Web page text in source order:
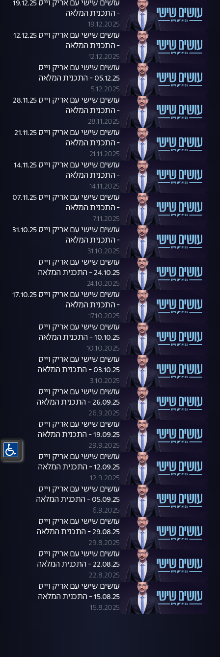
עושים שישי עם אריק וייס 19.12.25
- התכנית המלאה
19.12.2025
עושים שישי עם אריק וייס 12.12.25
- התכנית המלאה
12.12.2025
עושים שישי עם אריק וייס
05.12.25 - התכנית המלאה
5.12.2025
עושים שישי עם אריק וייס 28.11.25
- התכנית המלאה
28.11.2025
עושים שישי עם אריק וייס 21.11.25
- התכנית המלאה
21.11.2025
עושים שישי עם אריק וייס 14.11.25
- התכנית המלאה
14.11.2025
עושים שישי עם אריק וייס 07.11.25
- התכנית המלאה
7.11.2025
עושים שישי עם אריק וייס 31.10.25
- התכנית המלאה
31.10.2025
עושים שישי עם אריק וייס
24.10.25 - התכנית המלאה
24.10.2025
עושים שישי עם אריק וייס 17.10.25
- התכנית המלאה
17.10.2025
עושים שישי עם אריק וייס
10.10.25 - התכנית המלאה
10.10.2025
עושים שישי עם אריק וייס
03.10.25 - התכנית המלאה
3.10.2025
עושים שישי עם אריק וייס
26.09.25 - התכנית המלאה
26.9.2025
עושים שישי עם אריק וייס
19.09.25 - התכנית המלאה
29.9.2025
עושים שישי עם אריק וייס
12.09.25 - התכנית המלאה
12.9.2025
עושים שישי עם אריק וייס
05.09.25 - התכנית המלאה
6.9.2025
עושים שישי עם אריק וייס
29.08.25 - התכנית המלאה
29.8.2025
עושים שישי עם אריק וייס
22.08.25 - התכנית המלאה
22.8.2025
עושים שישי עם אריק וייס
15.08.25 - התכנית המלאה
15.8.2025